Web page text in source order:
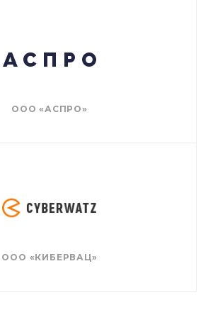
ООО «АСПРО»
ООО «КИБЕРВАЦ»